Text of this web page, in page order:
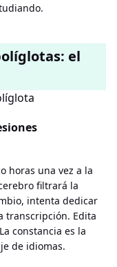
el
horas una vez a la
filtrará la
intenta dedicar
transcripción. Edita
constancia es la
de idiomas.